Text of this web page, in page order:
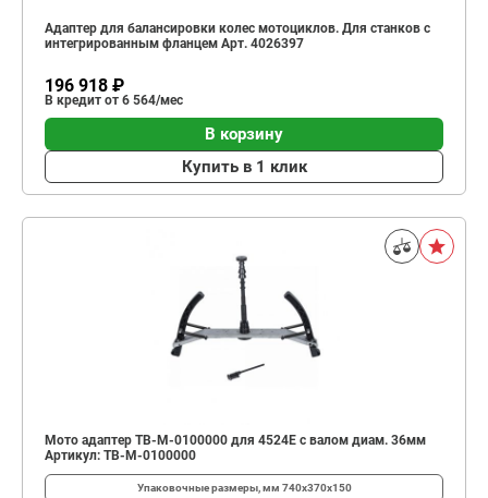
Адаптер для балансировки колес мотоциклов. Для станков с
интегрированным фланцем Арт. 4026397
196 918 ₽
В кредит от 6 564/мес
В корзину
Купить в 1 клик
Мото адаптер TB-M-0100000 для 4524E с валом диам. 36мм
Артикул: TB-M-0100000
Упаковочные размеры, мм 740x370x150